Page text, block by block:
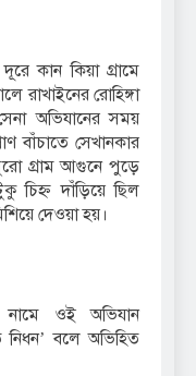
কান কিয়া গ্রামে
রাখাইনের রোহিঙ্গা
অভিযানের সময়
বাঁচাতে সেখানকার
পুরো গ্রাম আগুনে পুড়ে
চিহ্ন দাঁড়িয়ে ছিল
দেওয়া হয়।
নামে ওই ‍অভিযান
বলে ‍অভিহিত